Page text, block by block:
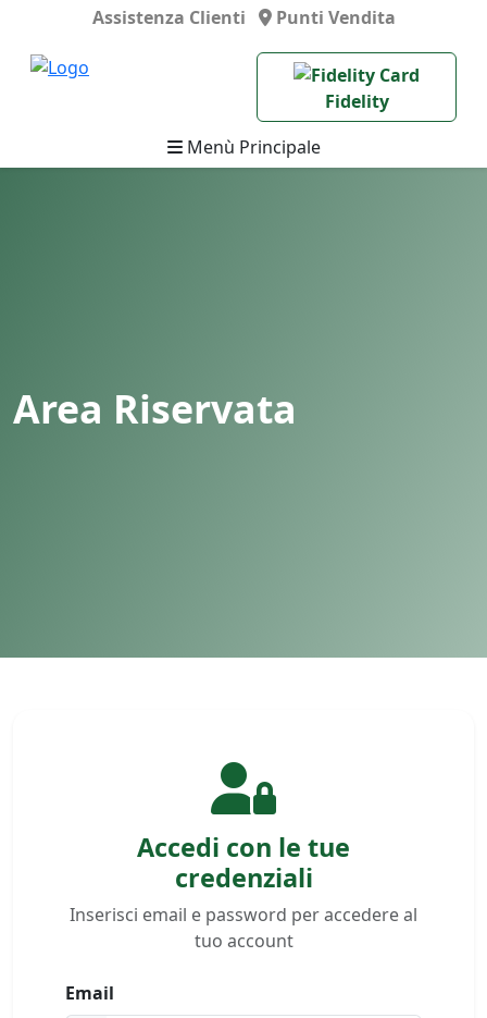
Assistenza Clienti Punti Vendita
Fidelity
Menù Principale
Area Riservata
Accedi con le tue
credenziali
Inserisci email e password per accedere al
tuo account
Email